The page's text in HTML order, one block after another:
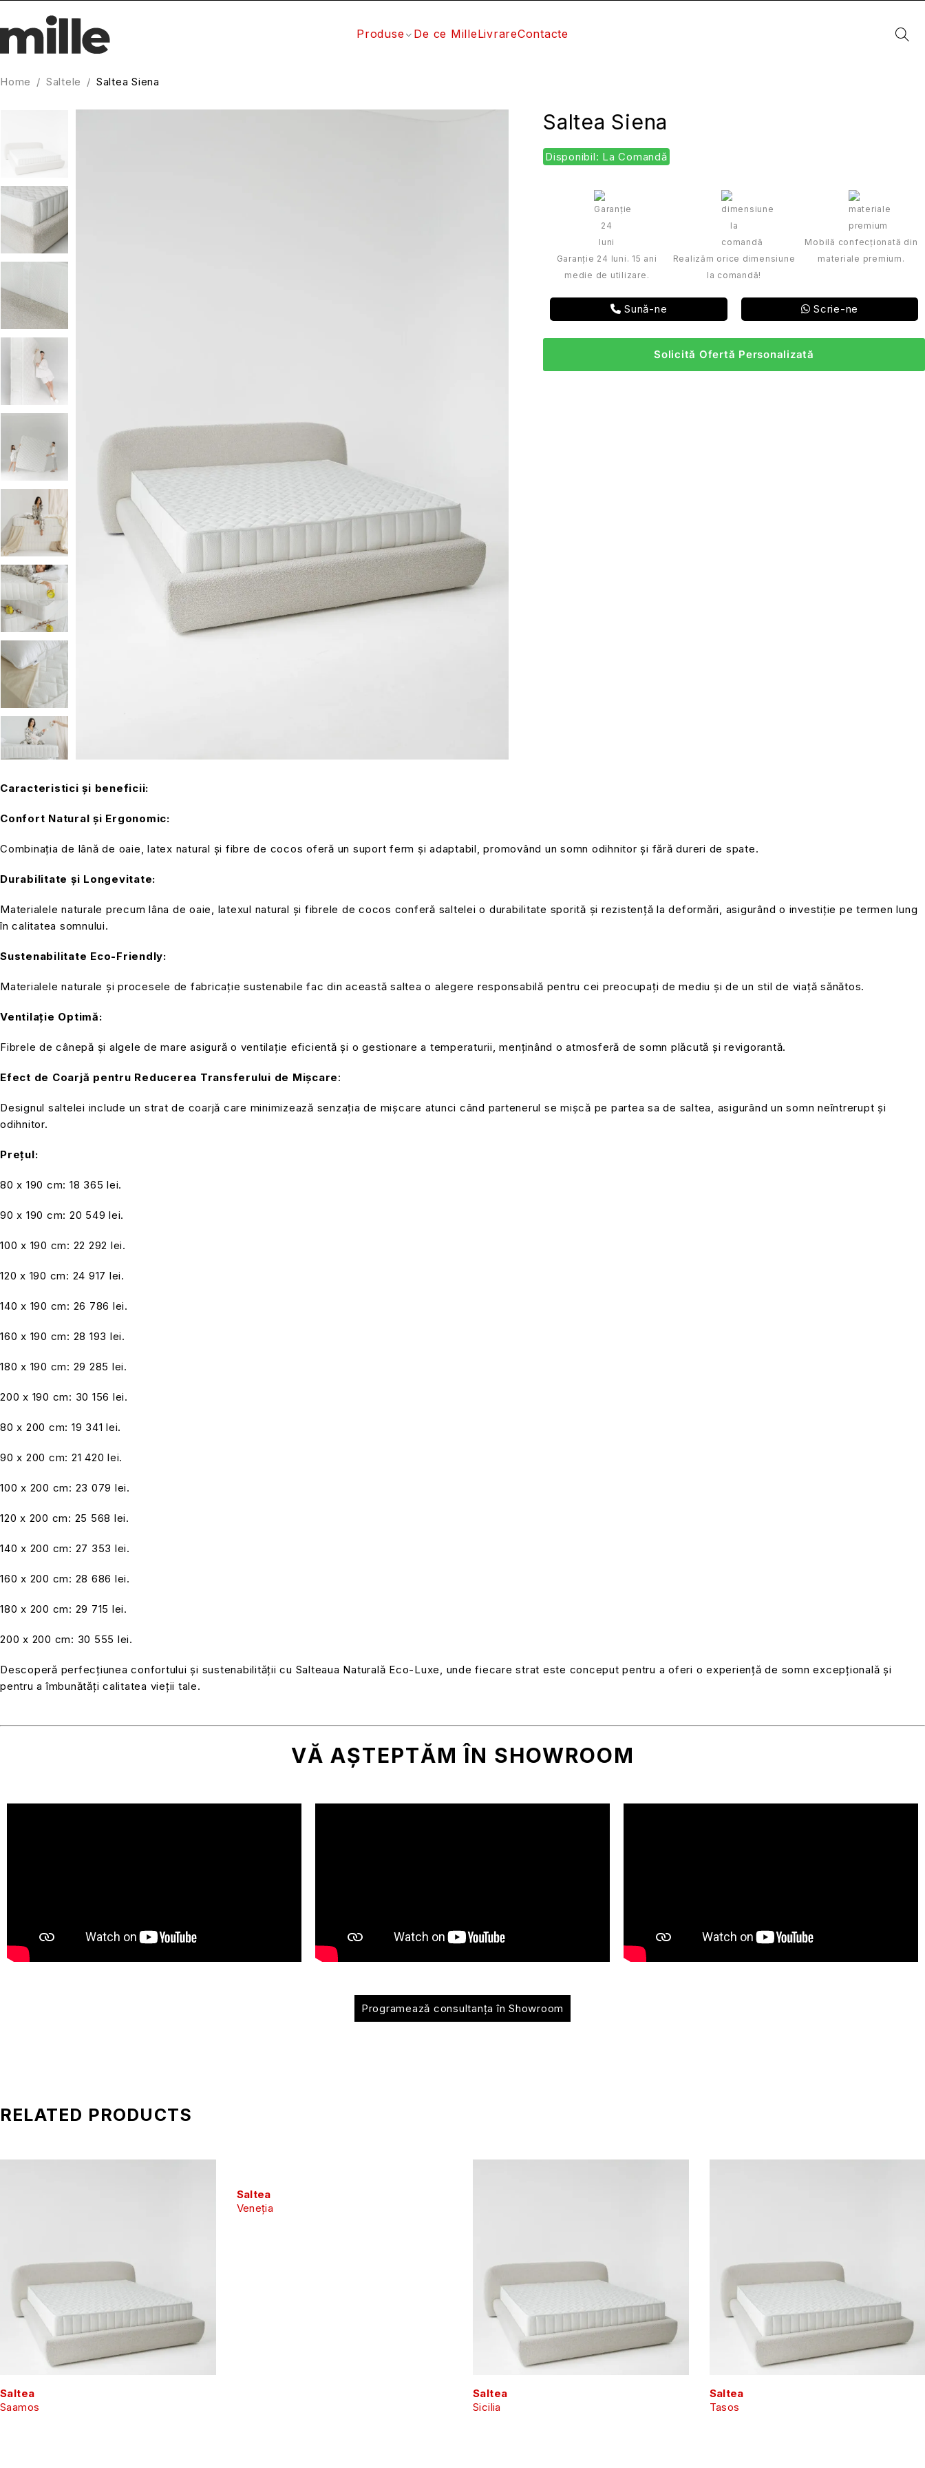
Produse De ce MilleLivrareContacte
Home / Saltele / Saltea Siena
Saltea Siena
Disponibil: La Comandă
Garanție 24 luni. 15 ani
medie de utilizare.
Realizăm orice dimensiune
la comandă!
Mobilă confecționată din
materiale premium.
Sună-ne Scrie-ne
Solicită Ofertă Personalizată
Caracteristici și beneficii:
Confort Natural și Ergonomic:
Combinația de lână de oaie, latex natural și fibre de cocos oferă un suport ferm și adaptabil, promovând un somn odihnitor și fără dureri de spate.
Durabilitate și Longevitate:
Materialele naturale precum lâna de oaie, latexul natural și fibrele de cocos conferă saltelei o durabilitate sporită și rezistență la deformări, asigurând o investiție pe termen lung
în calitatea somnului.
Sustenabilitate Eco-Friendly:
Materialele naturale și procesele de fabricație sustenabile fac din această saltea o alegere responsabilă pentru cei preocupați de mediu și de un stil de viață sănătos.
Ventilație Optimă:
Fibrele de cânepă și algele de mare asigură o ventilație eficientă și o gestionare a temperaturii, menținând o atmosferă de somn plăcută și revigorantă.
Efect de Coarjă pentru Reducerea Transferului de Mișcare:
Designul saltelei include un strat de coarjă care minimizează senzația de mișcare atunci când partenerul se mișcă pe partea sa de saltea, asigurând un somn neîntrerupt și
odihnitor.
Prețul:
80 x 190 cm: 18 365 lei.
90 x 190 cm: 20 549 lei.
100 x 190 cm: 22 292 lei.
120 x 190 cm: 24 917 lei.
140 x 190 cm: 26 786 lei.
160 x 190 cm: 28 193 lei.
180 x 190 cm: 29 285 lei.
200 x 190 cm: 30 156 lei.
80 x 200 cm: 19 341 lei.
90 x 200 cm: 21 420 lei.
100 x 200 cm: 23 079 lei.
120 x 200 cm: 25 568 lei.
140 x 200 cm: 27 353 lei.
160 x 200 cm: 28 686 lei.
180 x 200 cm: 29 715 lei.
200 x 200 cm: 30 555 lei.
Descoperă perfecțiunea confortului și sustenabilității cu Salteaua Naturală Eco-Luxe, unde fiecare strat este conceput pentru a oferi o experiență de somn excepțională și
pentru a îmbunătăți calitatea vieții tale.
VĂ AȘTEPTĂM ÎN SHOWROOM
Programează consultanța în Showroom
RELATED PRODUCTS
Saltea
Saamos
Saltea
Veneția
Saltea
Sicilia
Saltea
Tasos